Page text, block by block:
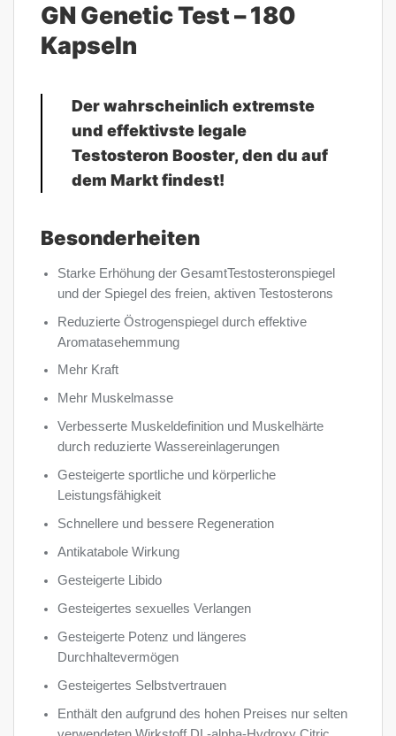
GN Genetic Test – 180
Kapseln
Der wahrscheinlich extremste
und effektivste legale
Testosteron Booster, den du auf
dem Markt findest!
Besonderheiten
Starke Erhöhung der GesamtTestosteronspiegel
und der Spiegel des freien, aktiven Testosterons
Reduzierte Östrogenspiegel durch effektive
Aromatasehemmung
Mehr Kraft
Mehr Muskelmasse
Verbesserte Muskeldefinition und Muskelhärte
durch reduzierte Wassereinlagerungen
Gesteigerte sportliche und körperliche
Leistungsfähigkeit
Schnellere und bessere Regeneration
Antikatabole Wirkung
Gesteigerte Libido
Gesteigertes sexuelles Verlangen
Gesteigerte Potenz und längeres
Durchhaltevermögen
Gesteigertes Selbstvertrauen
Enthält den aufgrund des hohen Preises nur selten